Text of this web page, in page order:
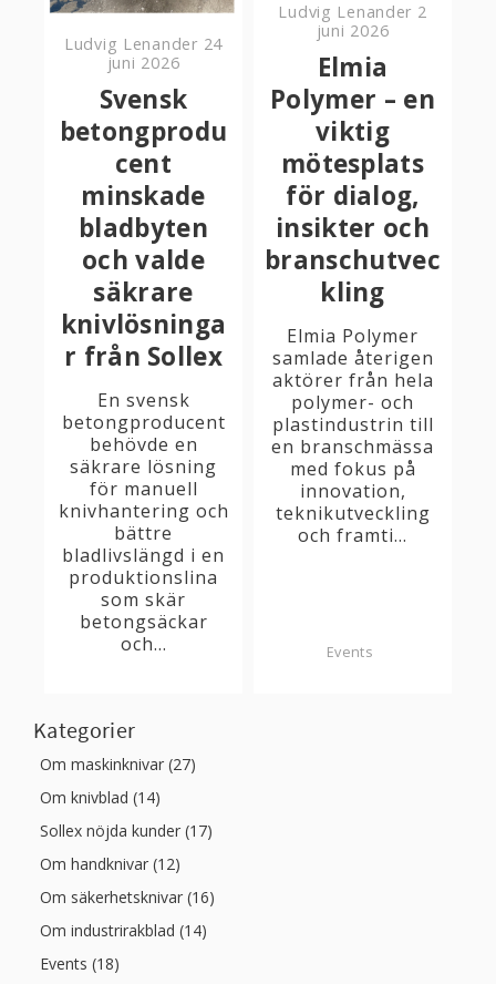
Ludvig Lenander 24
juni 2026
Svensk
betongprodu
cent
minskade
bladbyten
och valde
säkrare
knivlösninga
r från Sollex
En svensk
betongproducent
behövde en
säkrare lösning
för manuell
knivhantering och
bättre
bladlivslängd i en
produktionslina
som skär
betongsäckar
och...
Ludvig Lenander 2
juni 2026
Elmia
Polymer – en
viktig
mötesplats
för dialog,
insikter och
branschutvec
kling
Elmia Polymer
samlade återigen
aktörer från hela
polymer- och
plastindustrin till
en branschmässa
med fokus på
innovation,
teknikutveckling
och framti...
Events
Kategorier
Om maskinknivar (27)
Om knivblad (14)
Sollex nöjda kunder (17)
Om handknivar (12)
Om säkerhetsknivar (16)
Om industrirakblad (14)
Events (18)